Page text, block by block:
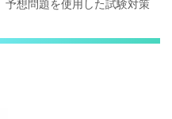
予想問題を使用した試験対策